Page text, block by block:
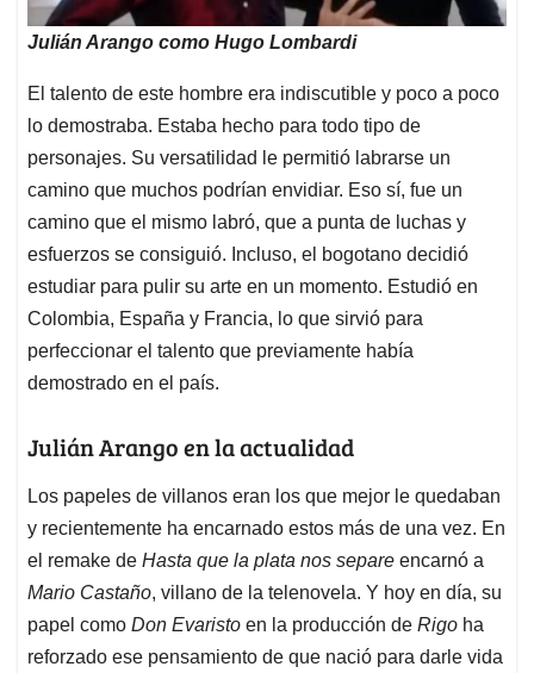
Julián Arango como Hugo Lombardi
El talento de este hombre era indiscutible y poco a poco
lo demostraba. Estaba hecho para todo tipo de
personajes. Su versatilidad le permitió labrarse un
camino que muchos podrían envidiar. Eso sí, fue un
camino que el mismo labró, que a punta de luchas y
esfuerzos se consiguió. Incluso, el bogotano decidió
estudiar para pulir su arte en un momento. Estudió en
Colombia, España y Francia, lo que sirvió para
perfeccionar el talento que previamente había
demostrado en el país.
Julián Arango en la actualidad
Los papeles de villanos eran los que mejor le quedaban
y recientemente ha encarnado estos más de una vez. En
el remake de Hasta que la plata nos separe encarnó a
Mario Castaño, villano de la telenovela. Y hoy en día, su
papel como Don Evaristo en la producción de Rigo ha
reforzado ese pensamiento de que nació para darle vida